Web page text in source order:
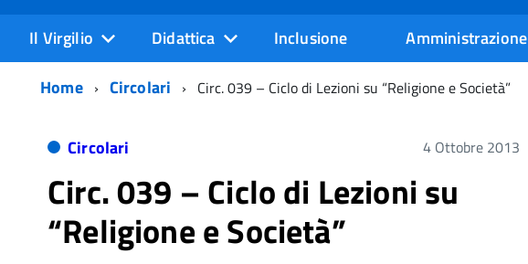
Il Virgilio Didattica Inclusione Amministrazione
Home
Circolari Circ. 039 – Ciclo di Lezioni su “Religione e Società”
Circolari 4 Ottobre 2013
Circ. 039 – Ciclo di Lezioni su
“Religione e Società”